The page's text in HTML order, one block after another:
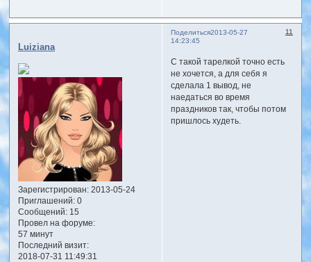
Поделиться 11
2013-05-27
14:23:45
Luiziana
Зарегистрирован: 2013-05-24
Приглашений:0
Сообщений:15
Провел на форуме:
57 минут
Последний визит:
2018-07-31 11:49:31
С такой тарелкой точно есть
не хочется, а для себя я
сделала 1 вывод, не
наедаться во время
праздников так, чтобы потом
пришлось худеть.